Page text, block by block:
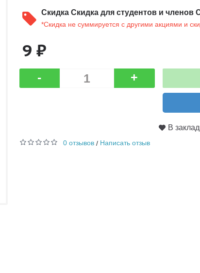
Скидка Скидка для студентов и членов
*Скидка не суммируется с другими акциями и
9 ₽
- +
В
0 отзывов/ Написать отзыв